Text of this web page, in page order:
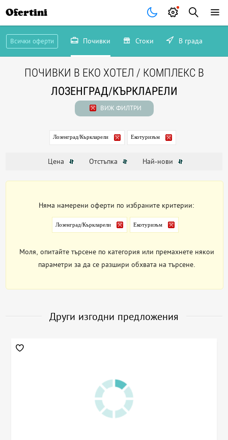
Ofertini
Всички оферти Почивки Стоки В града
ПОЧИВКИ В ЕКО ХОТЕЛ / КОМПЛЕКС В
ЛОЗЕНГРАД/КЪРКЛАРЕЛИ
ВИЖ ФИЛТРИ
Лозенград/Къркларели Екотуризъм
Цена Отстъпка Най-нови
Няма намерени оферти по избраните критерии:
Лозенград/Къркларели Екотуризъм
Моля, опитайте търсене по категория или премахнете някои
параметри за да се разшири обхвата на търсене.
Други изгодни предложения